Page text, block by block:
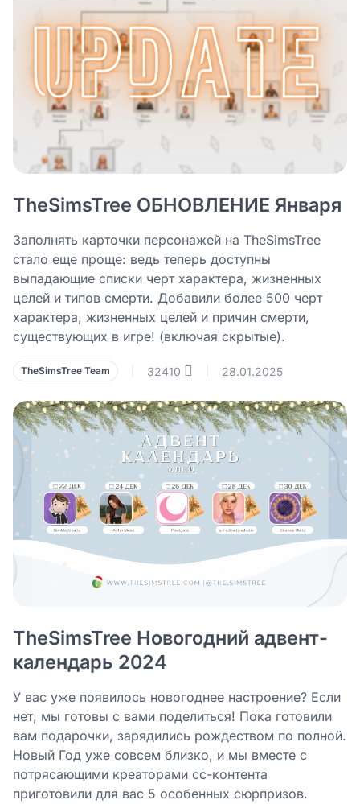
TheSimsTree ОБНОВЛЕНИЕ Января
Заполнять карточки персонажей на TheSimsTree
стало еще проще: ведь теперь доступны
выпадающие списки черт характера, жизненных
целей и типов смерти. Добавили более 500 черт
характера, жизненных целей и причин смерти,
существующих в игре! (включая скрытые).
TheSimsTree Team 32410 28.01.2025
TheSimsTree Новогодний адвент-
календарь 2024
У вас уже появилось новогоднее настроение? Если
нет, мы готовы с вами поделиться! Пока готовили
вам подарочки, зарядились рождеством по полной.
Новый Год уже совсем близко, и мы вместе с
потрясающими креаторами сс-контента
приготовили для вас 5 особенных сюрпризов.